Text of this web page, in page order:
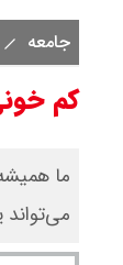
جامعه
کم
ما